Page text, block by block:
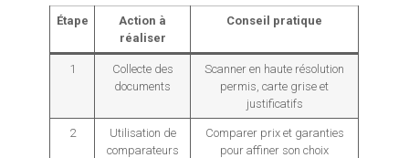
Étape
Action à
réaliser
Conseil pratique
1
Collecte des
documents
Scanner en haute résolution
permis, carte grise et
justificatifs
2
Utilisation de
comparateurs
Comparer prix et garanties
pour affiner son choix